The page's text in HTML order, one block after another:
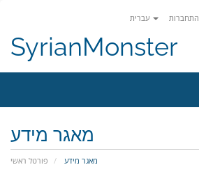
התחברות
SyrianMonster
מאגר מידע
פורטל ראשי מאגר מידע